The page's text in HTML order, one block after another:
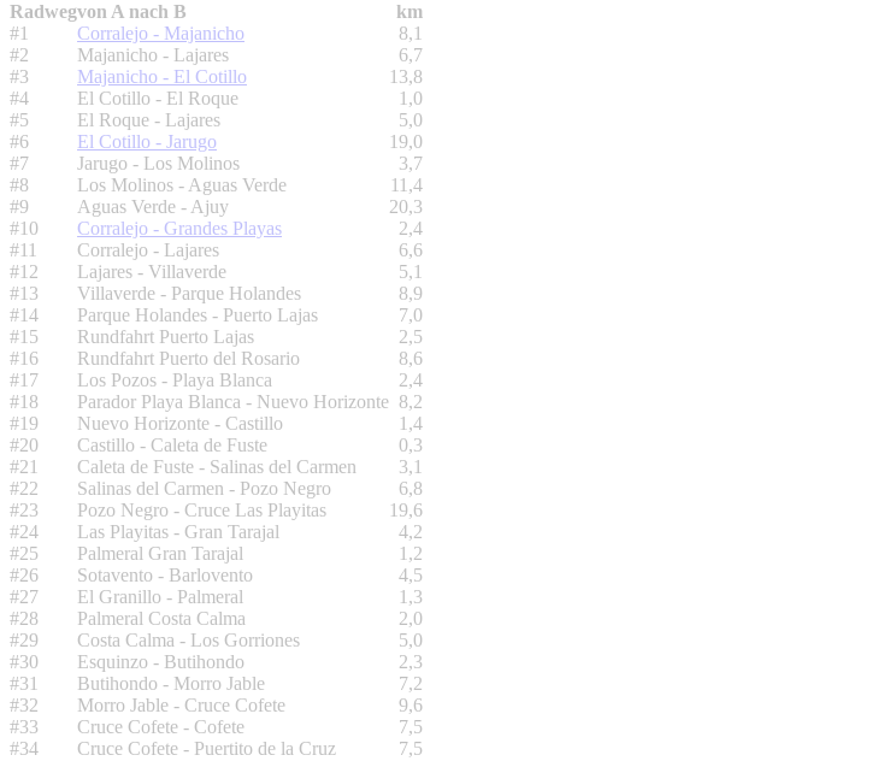
Radwegvon A nach B
km
#1
Corralejo - Majanicho
8,1
#2
Majanicho - Lajares
6,7
#3
Majanicho - El Cotillo
13,8
#4
El Cotillo - El Roque
1,0
#5
El Roque - Lajares
5,0
#6
El Cotillo - Jarugo
19,0
#7
Jarugo - Los Molinos
3,7
#8
Los Molinos - Aguas Verde
11,4
#9
Aguas Verde - Ajuy
20,3
#10
Corralejo - Grandes Playas
2,4
#11
Corralejo - Lajares
6,6
#12
Lajares - Villaverde
5,1
#13
Villaverde - Parque Holandes
8,9
#14
Parque Holandes - Puerto Lajas
7,0
#15
Rundfahrt Puerto Lajas
2,5
#16
Rundfahrt Puerto del Rosario
8,6
#17
Los Pozos - Playa Blanca
2,4
#18
Parador Playa Blanca - Nuevo Horizonte 8,2
#19
Nuevo Horizonte - Castillo
1,4
#20
Castillo - Caleta de Fuste
0,3
#21
Caleta de Fuste - Salinas del Carmen
3,1
#22
Salinas del Carmen - Pozo Negro
6,8
#23
Pozo Negro - Cruce Las Playitas
19,6
#24
Las Playitas - Gran Tarajal
4,2
#25
Palmeral Gran Tarajal
1,2
#26
Sotavento - Barlovento
4,5
#27
El Granillo - Palmeral
1,3
#28
Palmeral Costa Calma
2,0
#29
Costa Calma - Los Gorriones
5,0
#30
Esquinzo - Butihondo
2,3
#31
Butihondo - Morro Jable
7,2
#32
Morro Jable - Cruce Cofete
9,6
#33
Cruce Cofete - Cofete
7,5
#34
Cruce Cofete - Puertito de la Cruz
7,5